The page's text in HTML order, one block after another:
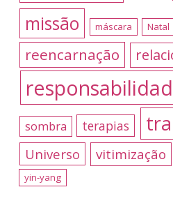
missão máscara Natal
reencarnação
sombra terapias
Universo vitimização
yin-yang